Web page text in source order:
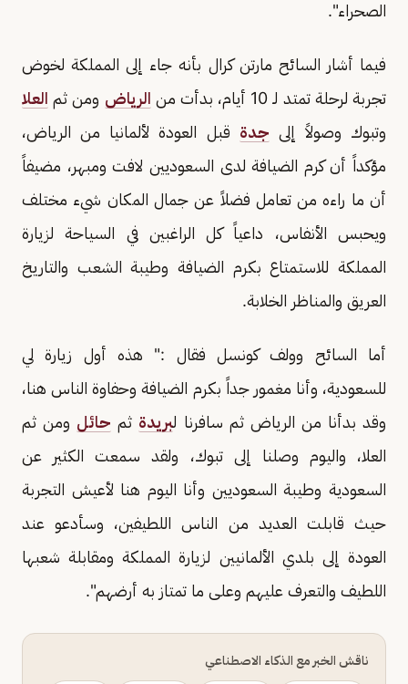
الصحراء".
فيما أشار السائح مارتن كرال بأنه جاء إلى المملكة لخوض
تجربة لرحلة تمتد لـ 10 أيام، بدأت من
الرياض ومن ثم العلا
وتبوك وصولاً إلى جدة قبل العودة لألمانيا من الرياض،
مؤكداً أن كرم الضيافة لدى السعوديين لافت ومبهر، مضيفاً
أن ما راءه من تعامل فضلاً عن جمال المكان شيء مختلف
ويحبس الأنفاس، داعياً كل الراغبين في السياحة لزيارة
المملكة للاستمتاع بكرم الضيافة وطيبة الشعب والتاريخ
العريق والمناظر الخلابة.
أما السائح وولف كونسل فقال :" هذه أول زيارة لي
للسعودية، وأنا مغمور جداً بكرم الضيافة وحفاوة الناس هنا،
وقد بدأنا من الرياض ثم سافرنا لبريدة ثم حائل ومن ثم
العلا، واليوم وصلنا إلى تبوك، ولقد سمعت الكثير عن
السعودية وطيبة السعوديين وأنا اليوم هنا لأعيش التجربة
حيث قابلت العديد من الناس اللطيفين، وسأدعو عند
العودة إلى بلدي الألمانيين لزيارة المملكة ومقابلة شعبها
اللطيف والتعرف عليهم وعلى ما تمتاز به أرضهم".
ناقش الخبر مع الذكاء الاصطناعي